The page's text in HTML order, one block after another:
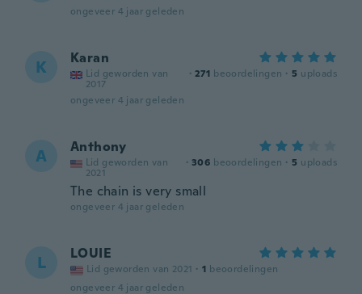
ongeveer 4 jaar geleden
K Karan
Lid geworden van
2017
· 271 beoordelingen · 5 uploads
ongeveer 4 jaar geleden
A Anthony
Lid geworden van
2021
· 306 beoordelingen · 5 uploads
The chain is very small
ongeveer 4 jaar geleden
L LOUIE
Lid geworden van 2021 · 1 beoordelingen
ongeveer 4 jaar geleden